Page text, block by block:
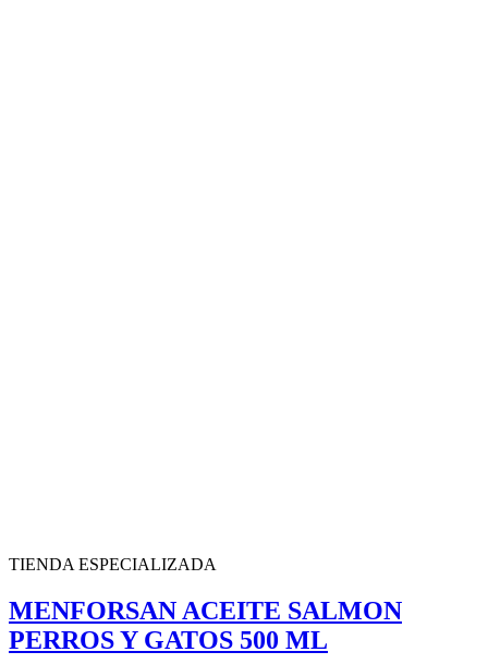
TIENDA ESPECIALIZADA
MENFORSAN ACEITE SALMON
PERROS Y GATOS 500 ML